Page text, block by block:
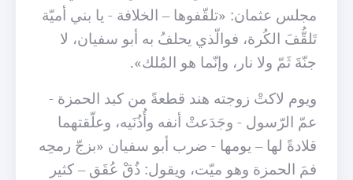
مجلس عثمان: «تلقّفوها – الخلافة - يا بني أميّة
تَلقُّفَ الكُرة، فوالّذي يحلفُ به أبو سفيان، لا
جنّةَ ثَمّ ولا نار، وإنّما هو المُلك».
ويوم لاكتْ زوجته هند قطعةً من كبد الحمزة -
عمّ الرّسول - وجَدَعتْ أنفه وأُذُنَيه، وعلّقتهما
قلادةً لها – يومها - ضرب أبو سفيان «بزجّ رمحِه
فمَ الحمزة وهو ميّت، ويقول: ذُقْ عُقَق – كثير